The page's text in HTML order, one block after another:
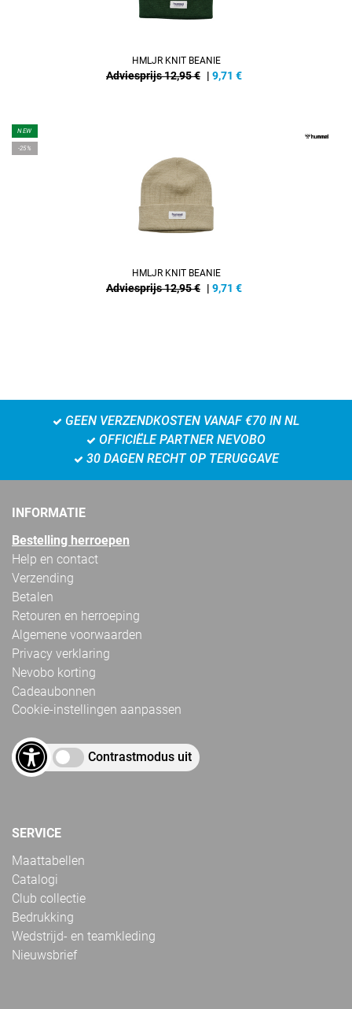
HMLJR KNIT BEANIE
Adviesprijs 12,95 € | 9,71 €
NEW
-25%
HMLJR KNIT BEANIE
Adviesprijs 12,95 € | 9,71 €
GEEN VERZENDKOSTEN VANAF €70 IN NL
OFFICIËLE PARTNER NEVOBO
30 DAGEN RECHT OP TERUGGAVE
INFORMATIE
Bestelling herroepen
Help en contact
Verzending
Betalen
Retouren en herroeping
Algemene voorwaarden
Privacy verklaring
Nevobo korting
Cadeaubonnen
Cookie-instellingen aanpassen
Contrastmodus uit
SERVICE
Maattabellen
Catalogi
Club collectie
Bedrukking
Wedstrijd- en teamkleding
Nieuwsbrief